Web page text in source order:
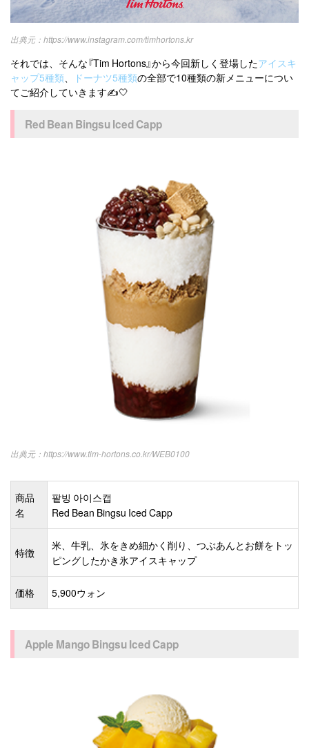
https://www.instagram.com/timhortons.kr
それでは、そんな『Tim Hortons』から今回新しく登場したアイスキ
ャップ5種類、 ドーナツ5種類の全部で10種類の新メニューについ
てご紹介していきます✍️🤍
Red Bean Bingsu Iced Capp
https://www.tim-hortons.co.kr/WEB0100
商品
名
팥빙 아이스캡
Red Bean Bingsu Iced Capp
特徴
米、牛乳、氷をきめ細かく削り、つぶあんとお餅をトッ
ピングしたかき氷アイスキャップ
価格 5,900ウォン
Apple Mango Bingsu Iced Capp